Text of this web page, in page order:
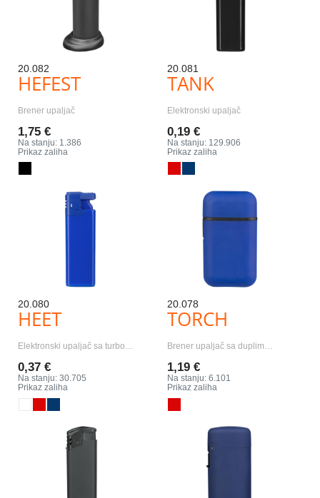
20.082
HEFEST
Brener upaljač
1,75 €
Na stanju: 1.386
Prikaz zaliha
20.081
TANK
Elektronski upaljač
0,19 €
Na stanju: 129.906
Prikaz zaliha
20.080
HEET
Elektronski upaljač sa turbo…
0,37 €
Na stanju: 30.705
Prikaz zaliha
20.078
TORCH
Brener upaljač sa duplim…
1,19 €
Na stanju: 6.101
Prikaz zaliha